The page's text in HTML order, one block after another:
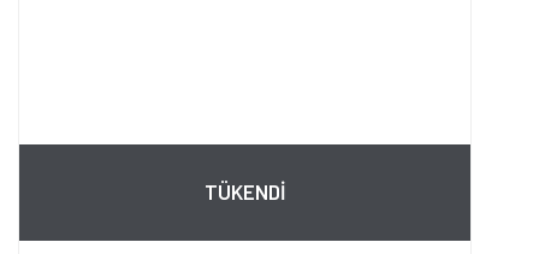
TÜKENDİ